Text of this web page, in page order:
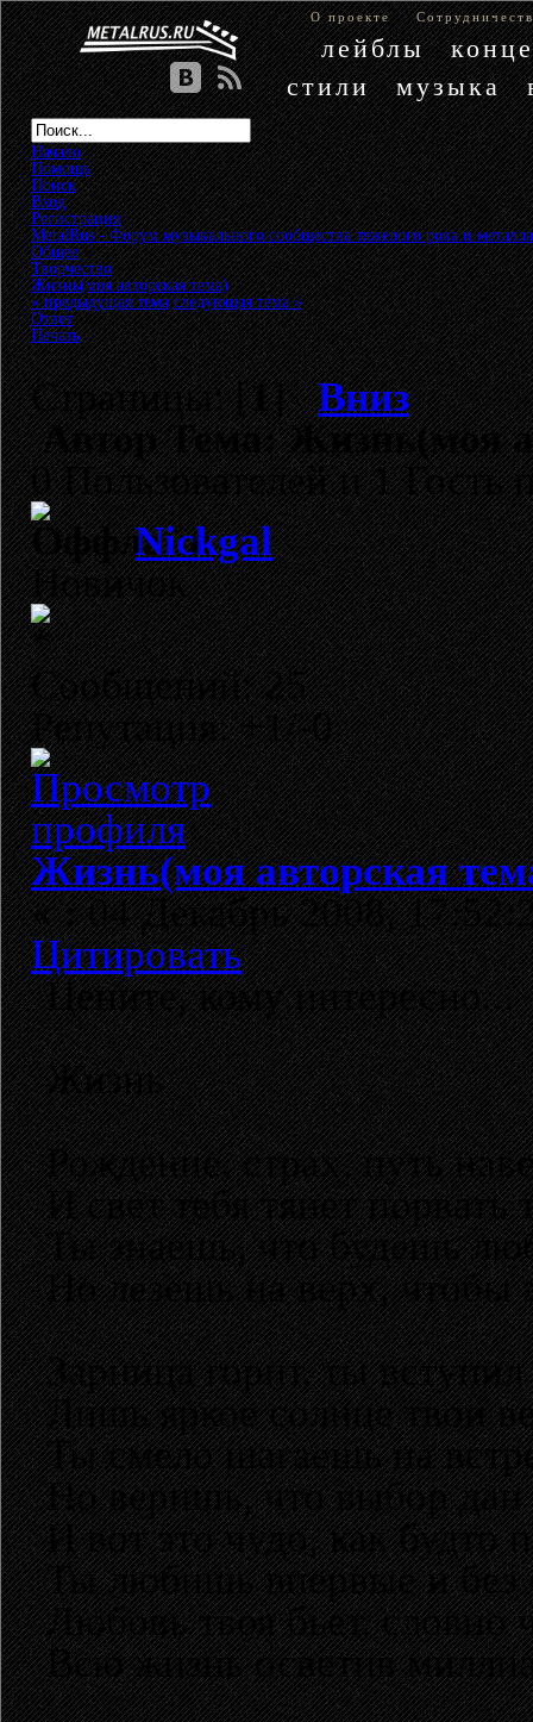
О проекте
лейблы
стили
музыка
Начало
Помощь
Поиск
Вход
Регистрация
MetalRus - Форум музыкального сообщества тяжелого рока и металла
Общее»
Творчество»
Жизнь(моя авторская тема)
« предыдущая тема следующая тема »
Ответ
Печать
Страницы: [1]Вниз
АвторТема: Жизнь(моя
0 Пользователей и 1 Гость
Nickgal
Новичок
Сообщений: 25
Репутация: +1/-0
Жизнь(моя авторская
«:04 Декабрь 2008,
Цитировать
Цените, кому интересно...
Жизнь
Рождение, страх, путь
И свет тебя тянет порвать
Ты знаешь, что будешь
Но лезешь на верх, чтобы
Зарница горит, ты
Лишь яркое солнце твои
Ты смело шагаешь на
Но веришь, что выбор дан
И вот это чудо, как будто
Ты любишь впервые и без
Любовь твоя бьет, словно
Всю жизнь осветив